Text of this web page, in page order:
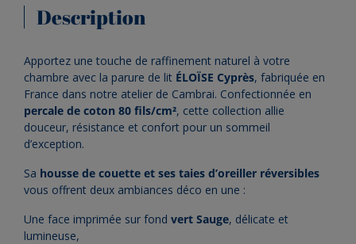
Description
Apportez une touche de raffinement naturel à votre
chambre avec la parure de lit ÉLOÏSE Cyprès, fabriquée en
France dans notre atelier de Cambrai. Confectionnée en
percale de coton 80 fils/cm², cette collection allie
douceur, résistance et confort pour un sommeil
d’exception.
Sa housse de couette et ses taies d’oreiller réversibles
vous offrent deux ambiances déco en une :
Une face imprimée sur fond vert Sauge, délicate et
lumineuse,